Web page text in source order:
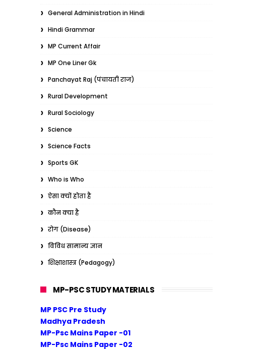
General Administration in Hindi
Hindi Grammar
MP Current Affair
MP One Liner Gk
Panchayat Raj (पंचायती राज)
Rural Development
Rural Sociology
Science
Science Facts
Sports GK
Who is Who
ऐसा क्यों होता है
कौन क्या है
रोग (Disease)
विविध सामान्य ज्ञान
शिक्षाशास्त्र (Pedagogy)
MP-PSC STUDY MATERIALS
MP PSC Pre Study
Madhya Pradesh
MP-Psc Mains Paper -01
MP-Psc Mains Paper -02